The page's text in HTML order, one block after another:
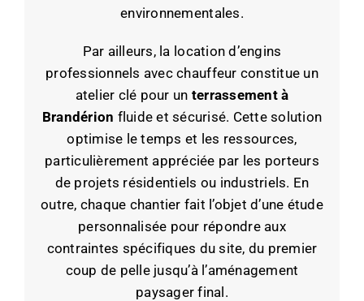
environnementales.
Par ailleurs, la location d’engins
professionnels avec chauffeur constitue un
atelier clé pour un terrassement à
Brandérion fluide et sécurisé. Cette solution
optimise le temps et les ressources,
particulièrement appréciée par les porteurs
de projets résidentiels ou industriels. En
outre, chaque chantier fait l’objet d’une étude
personnalisée pour répondre aux
contraintes spécifiques du site, du premier
coup de pelle jusqu’à l’aménagement
paysager final.